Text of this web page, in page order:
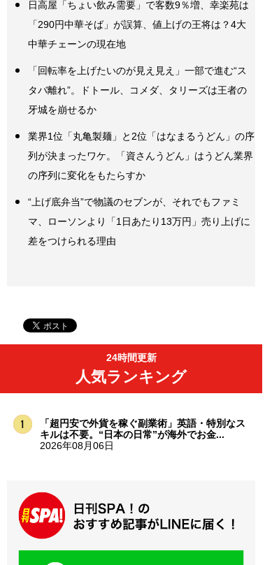
日高屋「ちょい飲み需要」で客数9％増、幸楽苑は
「290円中華そば」が誤算、値上げの王将は？4大
中華チェーンの現在地
「回転率を上げたいのが見え見え」一部で進む“ス
タバ離れ”。ドトール、コメダ、タリーズは王者の
牙城を崩せるか
業界1位「丸亀製麺」と2位「はなまるうどん」の序
列が決まったワケ。「資さんうどん」はうどん業界
の序列に変化をもたらすか
“上げ底弁当”で物議のセブンが、それでもファミ
マ、ローソンより「1日あたり13万円」売り上げに
差をつけられる理由
24時間更新
人気ランキング
「超円安で外貨を稼ぐ副業術」英語・特別なス
キルは不要。“日本の日常”が海外でお金...
2026年08月06日